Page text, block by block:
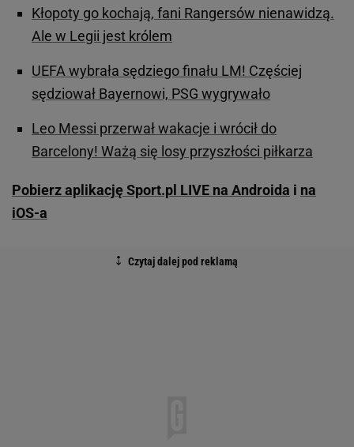
Kłopoty go kochają, fani Rangersów nienawidzą.
Ale w Legii jest królem
UEFA wybrała sędziego finału LM! Częściej
sędziował Bayernowi, PSG wygrywało
Leo Messi przerwał wakacje i wrócił do
Barcelony! Ważą się losy przyszłości piłkarza
Pobierz aplikację Sport.pl LIVE na Androida i na
iOS-a